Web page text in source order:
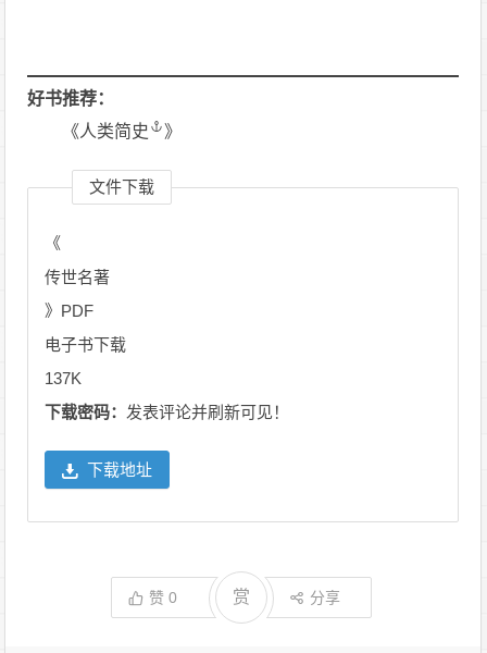
好书推荐：
《人类简史 》
文件下载
《
传世名著
》PDF
电子书下载
137K
下载密码： 发表评论并刷新可见！
下载地址
赞0 赏 分享